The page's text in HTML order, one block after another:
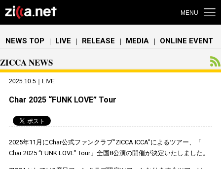
MENU
NEWS TOP ｜ LIVE ｜ RELEASE ｜ MEDIA ｜ ONLINE EVENT
ZICCA NEWS
2025.10.5｜LIVE
Char 2025 “FUNK LOVE” Tour
2025年11 月にChar公式ファンクラブ”ZICCA ICCA”によるツアー、「
Char 2025 “FUNK LOVE” Tour」全国8公演の開催が決定いたしました。